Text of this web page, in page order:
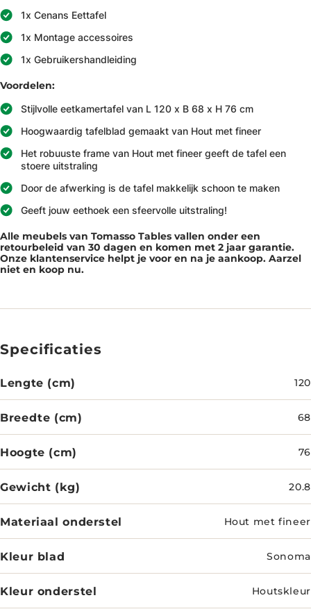
1x Cenans Eettafel
1x Montage accessoires
1x Gebruikershandleiding
Voordelen:
Stijlvolle eetkamertafel van L 120 x B 68 x H 76 cm
Hoogwaardig tafelblad gemaakt van Hout met fineer
Het robuuste frame van Hout met fineer geeft de tafel een
stoere uitstraling
Door de afwerking is de tafel makkelijk schoon te maken
Geeft jouw eethoek een sfeervolle uitstraling!
Alle meubels van Tomasso Tables vallen onder een
retourbeleid van 30 dagen en komen met 2 jaar garantie.
Onze klantenservice helpt je voor en na je aankoop. Aarzel
niet en koop nu.
Specificaties
Lengte (cm) 120
Breedte (cm) 68
Hoogte (cm) 76
Gewicht (kg) 20.8
Materiaal onderstel Hout met fineer
Kleur blad Sonoma
Kleur onderstel Houtskleur